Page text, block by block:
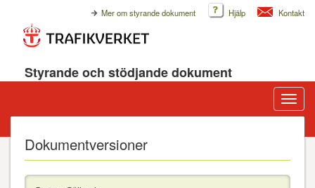
Mer om styrande dokument Hjälp Kontakt
Styrande och stödjande dokument
Visa/
meny
Dokumentversioner